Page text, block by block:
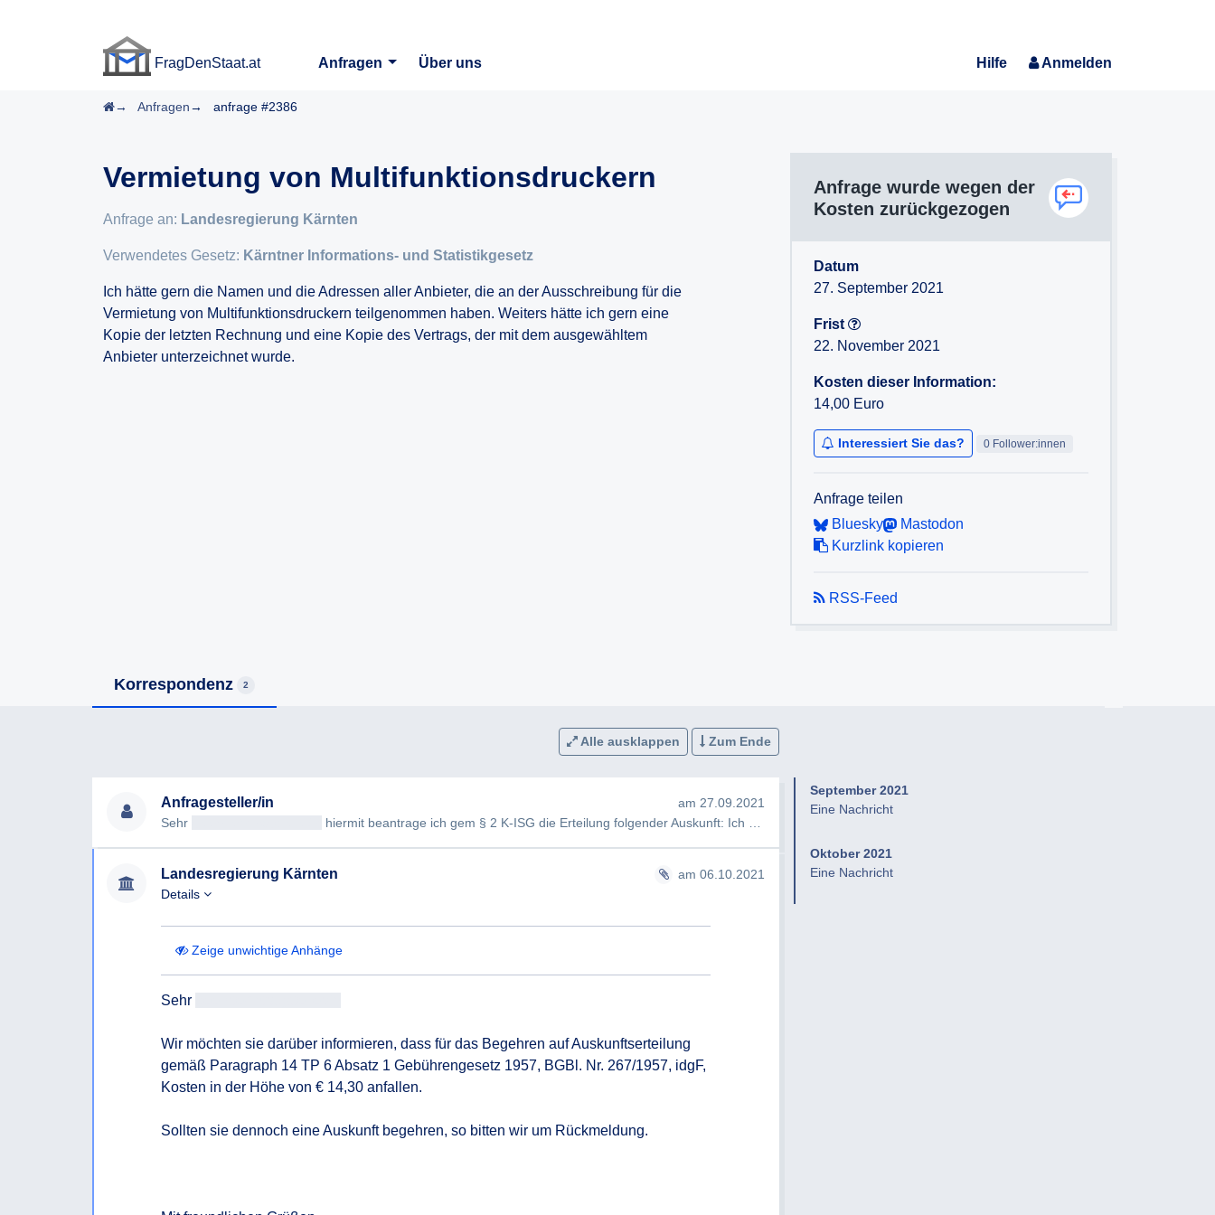
FragDenStaat.at
Anfragen
Über uns Hilfe Anmelden
Startseite
Anfragen anfrage #2386
Vermietung von Multifunktionsdruckern
Anfrage an: Landesregierung Kärnten
Verwendetes Gesetz: Kärntner Informations- und Statistikgesetz
Ich hätte gern die Namen und die Adressen aller Anbieter, die an der Ausschreibung für die
Vermietung von Multifunktionsdruckern teilgenommen haben. Weiters hätte ich gern eine
Kopie der letzten Rechnung und eine Kopie des Vertrags, der mit dem ausgewähltem
Anbieter unterzeichnet wurde.
Anfrage wurde wegen der
Kosten zurückgezogen
Datum
27. September 2021
Frist
22. November 2021
Kosten dieser Information:
14,00 Euro
Interessiert Sie das? 0 Follower:innen
Anfrage teilen
Bluesky
Mastodon
Kurzlink kopieren
RSS-Feed
Korrespondenz 2
Alle ausklappen Zum Ende
Anfragesteller/in
am 27.09.2021
Sehr
hiermit beantrage ich gem § 2 K-ISG die Erteilung folgender Auskunft: Ich hätte ger…
Landesregierung Kärnten
am 06.10.2021
Details
Zeige unwichtige Anhänge
Sehr
Wir möchten sie darüber informieren, dass für das Begehren auf Auskunftserteilung
gemäß Paragraph 14 TP 6 Absatz 1 Gebührengesetz 1957, BGBl. Nr. 267/1957, idgF,
Kosten in der Höhe von € 14,30 anfallen.
Sollten sie dennoch eine Auskunft begehren, so bitten wir um Rückmeldung.
September 2021
Eine Nachricht
Oktober 2021
Eine Nachricht